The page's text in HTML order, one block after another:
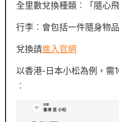
全里數兌換種類︰「隨心
行李︰會包括一件隨身物
兌換請進入官網
以香港-日本小松為例，需
︰